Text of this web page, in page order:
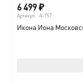
6 499₽
Артикул: A-757
Икона Иона